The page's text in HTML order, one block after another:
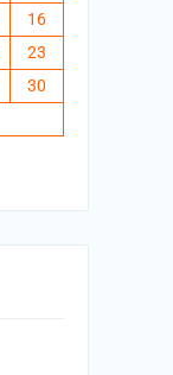
16
23
30